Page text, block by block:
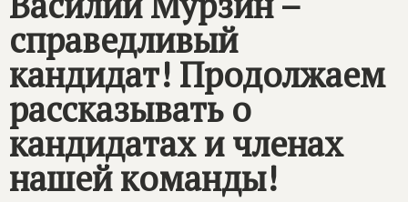
справедливый
кандидат! Продолжаем
рассказывать о
кандидатах и членах
нашей команды!